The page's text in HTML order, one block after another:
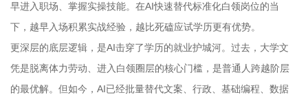
早进入职场、掌握实操技能。在AI快速替代标准化白领岗位的当
下，越早入场积累实战经验，越比死磕应试学历更有优势。
更深层的底层逻辑，是AI击穿了学历的就业护城河。过去，大学文
凭是脱离体力劳动、进入白领圈层的核心门槛，是普通人跨越阶层
的最优解。但如今，AI已经批量替代文案、行政、基础编程、数据